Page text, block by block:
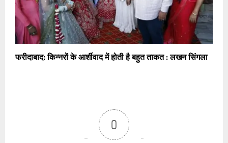
फरीदाबाद: किन्नरों के आर्शीवाद में होती है बहुत ताकत : लखन सिंगला
0